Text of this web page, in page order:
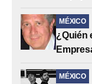
MÉXICO
¿Quién
MÉXICO